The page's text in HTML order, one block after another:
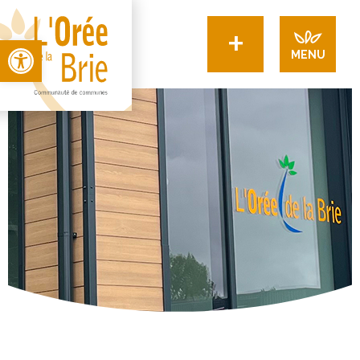
Open toolbar + MENU